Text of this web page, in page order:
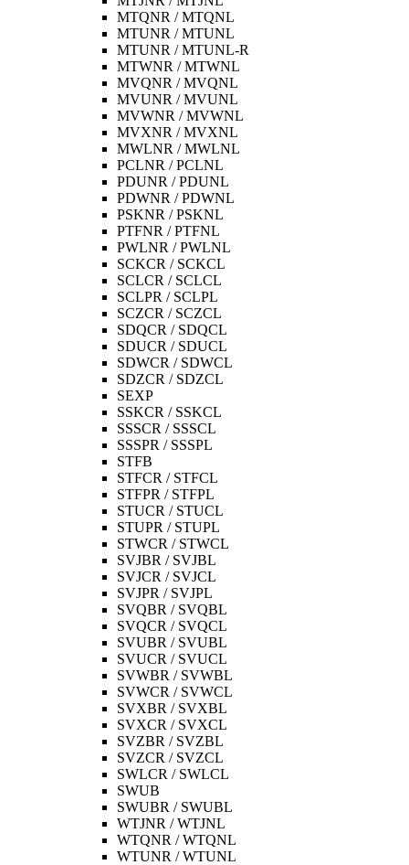
MTQNR / MTQNL
MTUNR / MTUNL
MTUNR / MTUNL-R
MTWNR / MTWNL
MVQNR / MVQNL
MVUNR / MVUNL
MVWNR / MVWNL
MVXNR / MVXNL
MWLNR / MWLNL
PCLNR / PCLNL
PDUNR / PDUNL
PDWNR / PDWNL
PSKNR / PSKNL
PTFNR / PTFNL
PWLNR / PWLNL
SCKCR / SCKCL
SCLCR / SCLCL
SCLPR / SCLPL
SCZCR / SCZCL
SDQCR / SDQCL
SDUCR / SDUCL
SDWCR / SDWCL
SDZCR / SDZCL
SEXP
SSKCR / SSKCL
SSSCR / SSSCL
SSSPR / SSSPL
STFB
STFCR / STFCL
STFPR / STFPL
STUCR / STUCL
STUPR / STUPL
STWCR / STWCL
SVJBR / SVJBL
SVJCR / SVJCL
SVJPR / SVJPL
SVQBR / SVQBL
SVQCR / SVQCL
SVUBR / SVUBL
SVUCR / SVUCL
SVWBR / SVWBL
SVWCR / SVWCL
SVXBR / SVXBL
SVXCR / SVXCL
SVZBR / SVZBL
SVZCR / SVZCL
SWLCR / SWLCL
SWUB
SWUBR / SWUBL
WTJNR / WTJNL
WTQNR / WTQNL
WTUNR / WTUNL